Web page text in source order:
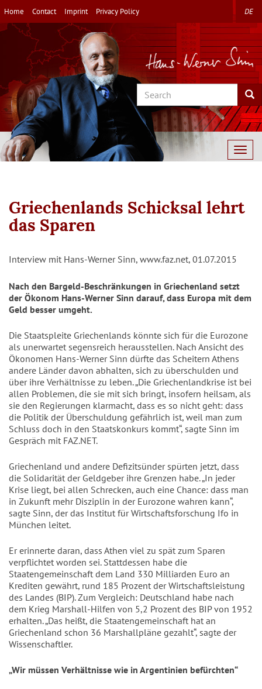
Skip
to
main
Home Contact Imprint Privacy Policy DE
Search
Griechenlands Schicksal lehrt
das Sparen
Interview mit Hans-Werner Sinn, www.faz.net, 01.07.2015
Nach den Bargeld-Beschränkungen in Griechenland setzt
der Ökonom Hans-Werner Sinn darauf, dass Europa mit dem
Geld besser umgeht.
Die Staatspleite Griechenlands könnte sich für die Eurozone
als unerwartet segensreich herausstellen. Nach Ansicht des
Ökonomen Hans-Werner Sinn dürfte das Scheitern Athens
andere Länder davon abhalten, sich zu überschulden und
über ihre Verhältnisse zu leben. „Die Griechenlandkrise ist bei
allen Problemen, die sie mit sich bringt, insofern heilsam, als
sie den Regierungen klarmacht, dass es so nicht geht: dass
die Politik der Überschuldung gefährlich ist, weil man zum
Schluss doch in den Staatskonkurs kommt“, sagte Sinn im
Gespräch mit FAZ.NET.
Griechenland und andere Defizitsünder spürten jetzt, dass
die Solidarität der Geldgeber ihre Grenzen habe. „In jeder
Krise liegt, bei allen Schrecken, auch eine Chance: dass man
in Zukunft mehr Disziplin in der Eurozone wahren kann“,
sagte Sinn, der das Institut für Wirtschaftsforschung Ifo in
München leitet.
Er erinnerte daran, dass Athen viel zu spät zum Sparen
verpflichtet worden sei. Stattdessen habe die
Staatengemeinschaft dem Land 330 Milliarden Euro an
Krediten gewährt, rund 185 Prozent der Wirtschaftsleistung
des Landes (BIP). Zum Vergleich: Deutschland habe nach
dem Krieg Marshall-Hilfen von 5,2 Prozent des BIP von 1952
erhalten. „Das heißt, die Staatengemeinschaft hat an
Griechenland schon 36 Marshallpläne gezahlt“, sagte der
Wissenschaftler.
„Wir müssen Verhältnisse wie in Argentinien befürchten“